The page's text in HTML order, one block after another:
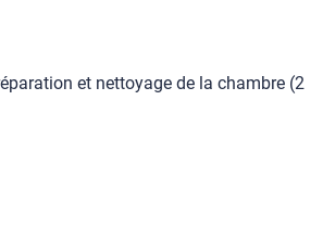
et nettoyage de la chambre (2